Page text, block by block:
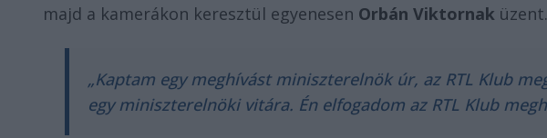
majd a kamerákon keresztül egyenesen Orbán Viktornak üzent.
„Kaptam egy meghívást miniszterelnök úr, az RTL Klub
egy miniszterelnöki vitára. Én elfogadom az RTL Klub